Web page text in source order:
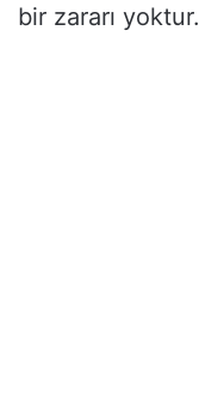
bir zararı yoktur.